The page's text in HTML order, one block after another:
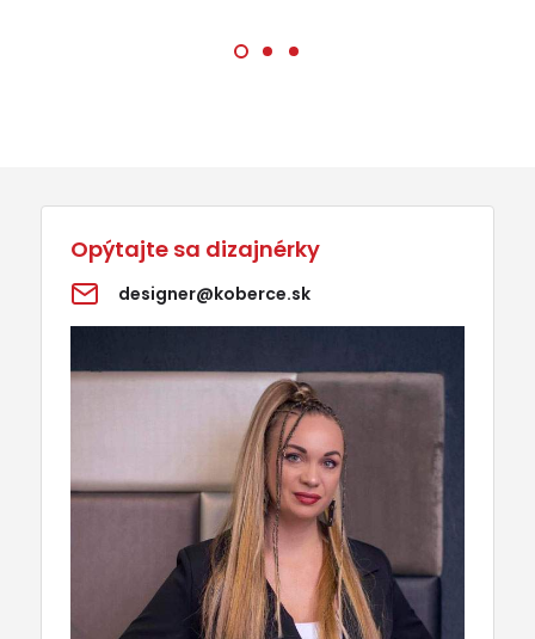
Opýtajte sa dizajnérky
designer@koberce.sk